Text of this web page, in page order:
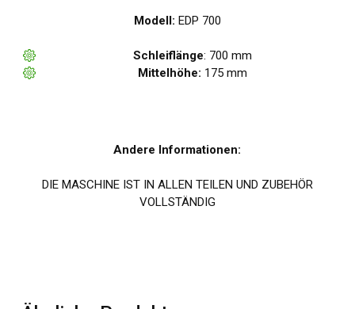
Modell: EDP 700
Schleiflänge: 700 mm
Mittelhöhe: 175 mm
Andere Informationen:
DIE MASCHINE IST IN ALLEN TEILEN UND ZUBEHÖR
VOLLSTÄNDIG